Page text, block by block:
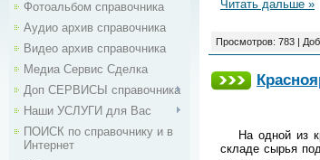
Фотоальбом справочника
Аудио архив справочника
Видео архив справочника
Медиа Сервис Сделка
Доп СЕРВИСЫ справочника
Наши УСЛУГИ для Вас
ПОИСК по справочнику и в
Интернет
Читать дальше »
Просмотров: 783 |
На одной из
складе сырья